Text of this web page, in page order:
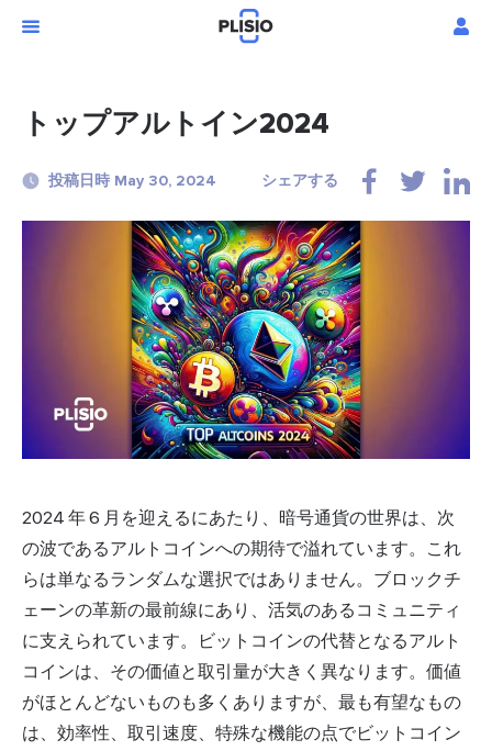
トップアルトイン2024
投稿日時 May 30, 2024 シェアする
2024 年 6 月を迎えるにあたり、暗号通貨の世界は、次
の波であるアルトコインへの期待で溢れています。これ
らは単なるランダムな選択ではありません。ブロックチ
ェーンの革新の最前線にあり、活気のあるコミュニティ
に支えられています。
ビットコインの代替となるアルト
コインは、その価値と取引量が大きく異なります。価値
がほとんどないものも多くありますが、最も有望なもの
は、効率性、取引速度、特殊な機能の点でビットコイン